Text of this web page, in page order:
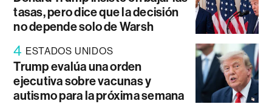
tasas, pero dice que la decisión
no depende solo de Warsh
4 ESTADOS UNIDOS
Trump evalúa una orden
ejecutiva sobre vacunas y
autismo para la próxima semana